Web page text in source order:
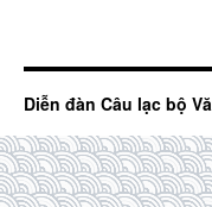
Diễn đàn Câu lạc bộ